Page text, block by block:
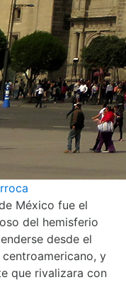
México fue el
del hemisferio
desde el
y
que rivalizara con